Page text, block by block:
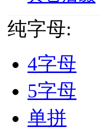
纯字母:
4字母
5字母
单拼